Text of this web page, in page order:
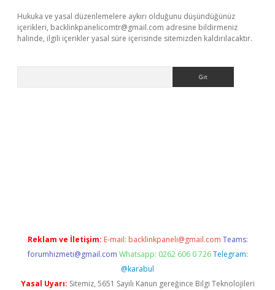
Hukuka ve yasal düzenlemelere aykırı olduğunu düşündüğünüz
içerikleri, backlinkpanelicomtr@gmail.com adresine bildirmeniz
halinde, ilgili içerikler yasal süre içerisinde sitemizden kaldırılacaktır.
Reklam ve İletişim: E-mail: backlinkpaneli@gmail.com Teams:
forumhizmeti@gmail.com Whatsapp: 0262 606 0 726 Telegram:
@karabul
Yasal Uyarı: Sitemiz, 5651 Sayılı Kanun gereğince Bilgi Teknolojileri